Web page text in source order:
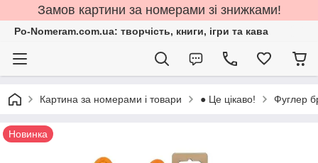
Замов картини за номерами зі знижками!
Po-Nomeram.com.ua: творчість, книги, ігри та кава
Картина за номерами і товари ● Це цікаво! Фуглер
Новинка